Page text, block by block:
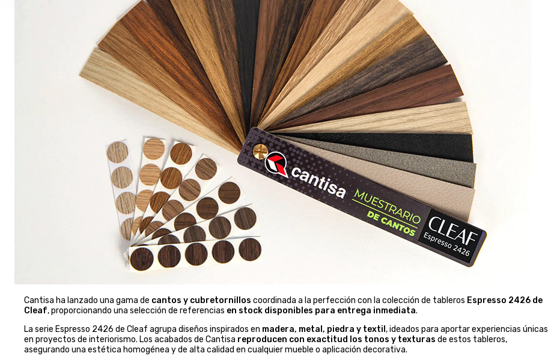
Cantisa ha lanzado una gama de cantos y cubretornillos coordinada a la perfección con la colección de tableros Espresso 2426 de
Cleaf, proporcionando una selección de referencias en stock disponibles para entrega inmediata.
La serie Espresso 2426 de Cleaf agrupa diseños inspirados en madera, metal, piedra y textil , ideados para aportar experiencias únicas
en proyectos de interiorismo. Los acabados de Cantisa reproducen con exactitud los tonos y texturas de estos tableros,
asegurando una estética homogénea y de alta calidad en cualquier mueble o aplicación decorativa.